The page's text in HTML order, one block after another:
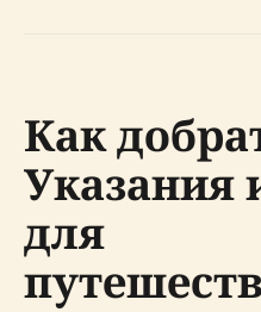
Как
Указания
для